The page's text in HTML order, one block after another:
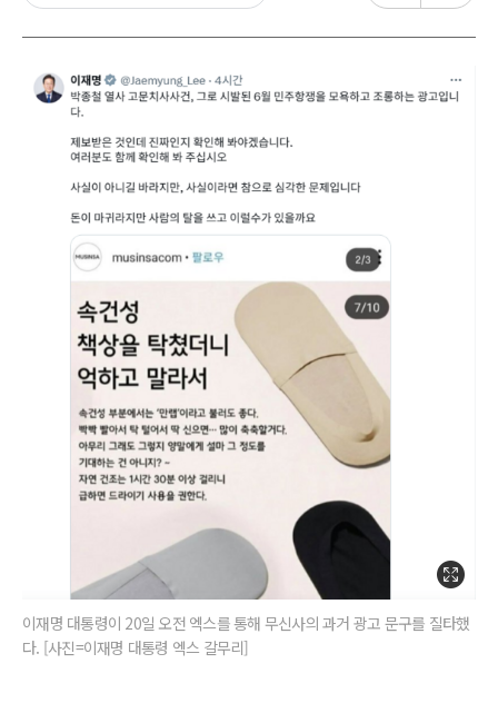
이재명 대통령이 20일 오전 엑스를 통해 무신사의 과거 광고 문구를 질타했
다. [사진=이재명 대통령 엑스 갈무리]